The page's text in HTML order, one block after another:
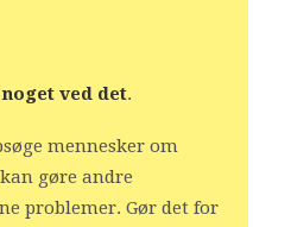
ved det.
mennesker om
gøre andre
problemer. Gør det for